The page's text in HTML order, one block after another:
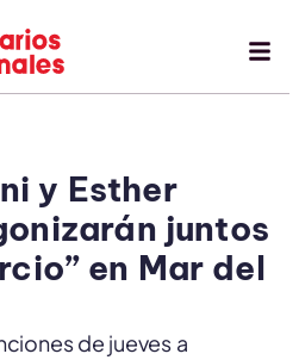
y Esther
juntos
en Mar del
de jueves a